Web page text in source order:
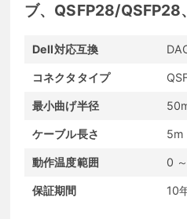
ブ、QSFP28/QSFP28
Dell対応互換
コネクタタイプ
最小曲げ半径
ケーブル長さ 5m
動作温度範囲 0
保証期間 10